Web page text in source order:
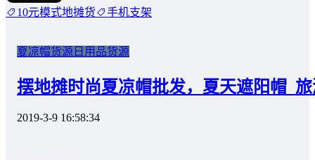
10元模式地摊货 手机支架
夏凉帽货源 日用品货源
摆地摊时尚夏凉帽批发，夏天遮阳帽_
2019-3-9 16:58:34